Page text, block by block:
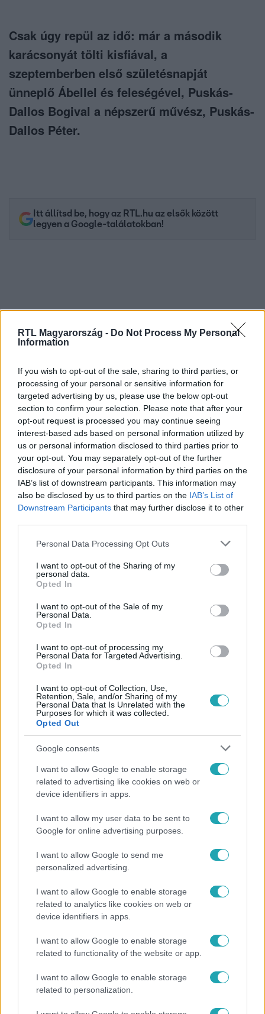
RTL Magyarország - Do Not Process My Personal
Information
If you wish to opt-out of the sale, sharing to third parties, or
processing of your personal or sensitive information for
targeted advertising by us, please use the below opt-out
section to confirm your selection. Please note that after your
opt-out request is processed you may continue seeing
interest-based ads based on personal information utilized by
us or personal information disclosed to third parties prior to
your opt-out. You may separately opt-out of the further
disclosure of your personal information by third parties on the
IAB’s list of downstream participants. This information may
also be disclosed by us to third parties on the IAB’s List of
Downstream Participants that may further disclose it to other
Please note that this website/app uses one or more Google
not limited to your visit or usage behaviour. You may click to
grant or deny consent to Google and its third-party tags to
use your data for below specified purposes in below Google
consent section.
Personal Data Processing Opt Outs
I want to opt-out of the Sharing of my
personal data.
Opted In
I want to opt-out of the Sale of my
Personal Data.
Opted In
I want to opt-out of processing my
Personal Data for Targeted Advertising.
Opted In
I want to opt-out of Collection, Use,
Retention, Sale, and/or Sharing of my
Personal Data that Is Unrelated with the
Purposes for which it was collected.
Opted Out
Google consents
I want to allow Google to enable storage
related to advertising like cookies on web or
device identifiers in apps.
I want to allow my user data to be sent to
Google for online advertising purposes.
I want to allow Google to send me
personalized advertising.
I want to allow Google to enable storage
related to analytics like cookies on web or
device identifiers in apps.
I want to allow Google to enable storage
related to functionality of the website or app.
I want to allow Google to enable storage
related to personalization.
Csak úgy repül az idő: már a második
karácsonyát tölti kisfiával, a
szeptemberben első születésnapját
ünneplő Ábellel és feleségével, Puskás-
Dallos Bogival a népszerű művész, Puskás-
Dallos Péter.
Itt állítsd be, hogy az RTL.hu az elsők között
legyen a Google-találatokban!
Kövess minket, és értesülj a friss hírekről a
Facebookon is!
Követem
#BULVÁR #KARÁCSONY # KARÁCSONYI MENÜ
#PUSKÁS PETI #VEGÁN #ÜNNEP #CSALÁD
Népszerű
„Ha olyan ember keresne meg, akkor sem
vállalnám!” – Détár Enikő megszólalt a politikai
megkeresésekkel kapcsolatban